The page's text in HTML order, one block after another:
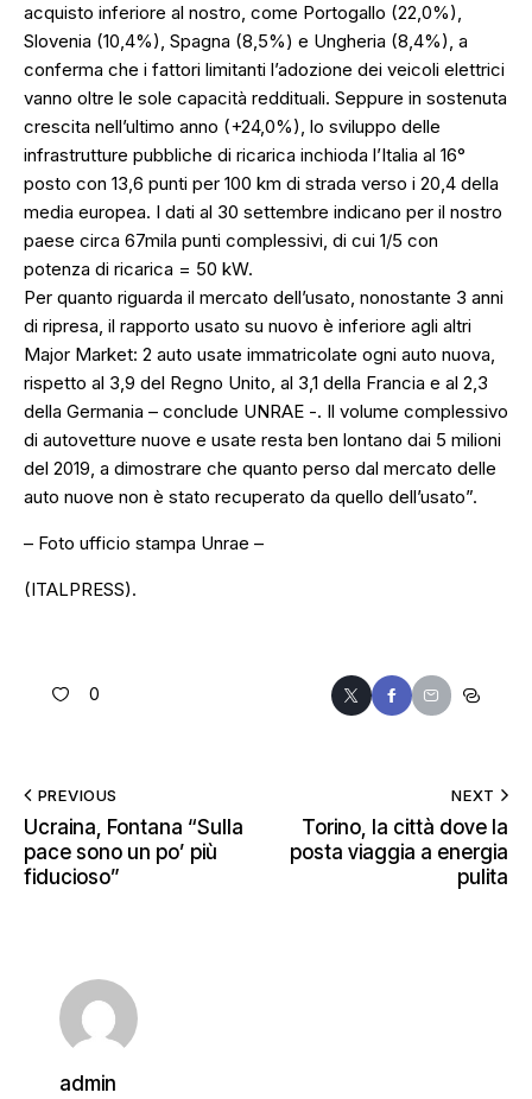
acquisto inferiore al nostro, come Portogallo (22,0%),
Slovenia (10,4%), Spagna (8,5%) e Ungheria (8,4%), a
conferma che i fattori limitanti l’adozione dei veicoli elettrici
vanno oltre le sole capacità reddituali. Seppure in sostenuta
crescita nell’ultimo anno (+24,0%), lo sviluppo delle
infrastrutture pubbliche di ricarica inchioda l’Italia al 16°
posto con 13,6 punti per 100 km di strada verso i 20,4 della
media europea. I dati al 30 settembre indicano per il nostro
paese circa 67mila punti complessivi, di cui 1/5 con
potenza di ricarica = 50 kW.
Per quanto riguarda il mercato dell’usato, nonostante 3 anni
di ripresa, il rapporto usato su nuovo è inferiore agli altri
Major Market: 2 auto usate immatricolate ogni auto nuova,
rispetto al 3,9 del Regno Unito, al 3,1 della Francia e al 2,3
della Germania – conclude UNRAE -. Il volume complessivo
di autovetture nuove e usate resta ben lontano dai 5 milioni
del 2019, a dimostrare che quanto perso dal mercato delle
auto nuove non è stato recuperato da quello dell’usato”.
– Foto ufficio stampa Unrae –
(ITALPRESS).
0
PREVIOUS
Ucraina, Fontana “Sulla
pace sono un po’ più
fiducioso”
NEXT
Torino, la città dove la
posta viaggia a energia
pulita
admin